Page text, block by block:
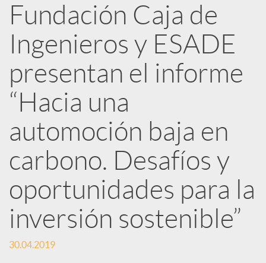
b
l
i
c
a
d
o
Fundación Caja de
Ingenieros y ESADE
presentan el informe
“Hacia una
automoción baja en
carbono. Desafíos y
oportunidades para la
inversión sostenible”
30.04.2019